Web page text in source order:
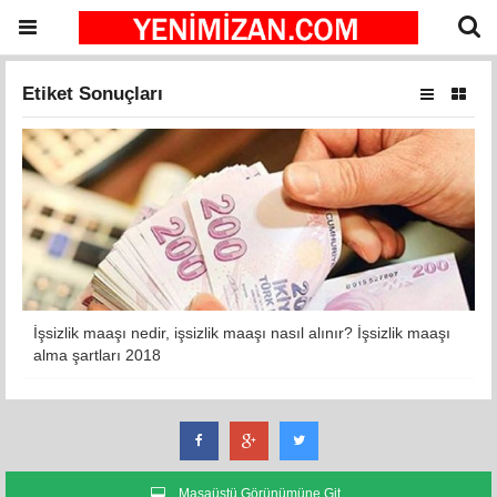
Etiket Sonuçları
İşsizlik maaşı nedir, işsizlik maaşı nasıl alınır? İşsizlik maaşı
alma şartları 2018